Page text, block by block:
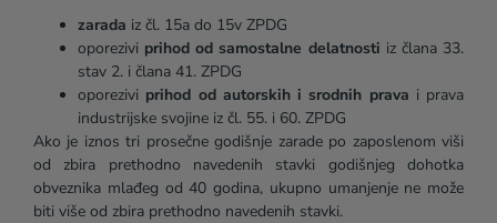
zarada iz čl. 15a do 15v ZPDG
oporezivi prihod od samostalne delatnosti iz člana 33.
stav 2. i člana 41. ZPDG
oporezivi prihod od autorskih i srodnih prava i prava
industrijske svojine iz čl. 55. i 60. ZPDG
Ako je iznos tri prosečne godišnje zarade po zaposlenom viši
od zbira prethodno navedenih stavki godišnjeg dohotka
obveznika mlađeg od 40 godina, ukupno umanjenje ne može
biti više od zbira prethodno navedenih stavki.